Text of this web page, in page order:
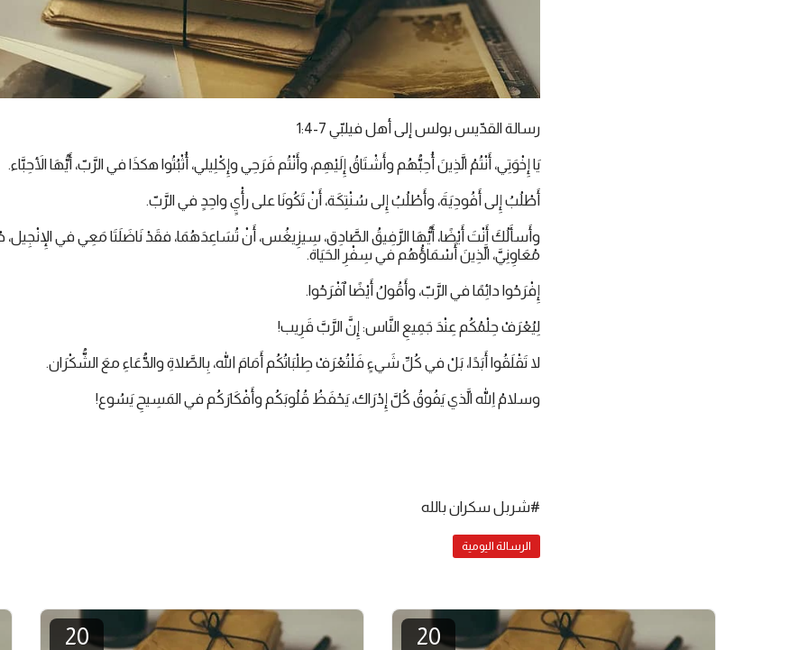
رسالة القدّيس بولس إلى أهل فيلبّي 7-1:4
يَا إِخْوَتِي، أَنْتُمُ الَّذِينَ أُحِبُّهُم وأَشْتَاقُ إِلَيْهِم، وأَنْتُم فَرَحِي وإِكْلِيلي، أُثْبُتُوا هكذَا في الرَّبّ، أَيُّهَا الأَحِبَّاء.
أَطْلُبُ إِلى أَفُودِيَةَ، وأَطْلُبُ إِلى سُنْتِكَة، أَنْ تَكُونَا على رأْيٍ واحِدٍ في الرَّبّ.
وأَسأَلُكَ أَنْتَ أَيْضًا، أَيُّهَا الرَّفِيقُ الصَّادِق، سِيزِيغُس، أَنْ تُسَاعِدَهُمَا، فقَدْ نَاضَلَتَا مَعِي في
مُعَاوِنِيَّ، الَّذِينَ أَسْمَاؤُهُم في سِفْرِ الحَيَاة.
إِفْرَحُوا دائِمًا في الرَّبّ، وأَقُولُ أَيْضًا ٱفْرَحُوا.
لِيُعْرَفْ حِلْمُكُم عِنْدَ جَمِيعِ النَّاس: إِنَّ الرَّبَّ قَرِيب!
لا تَقْلَقُوا أَبَدًا، بَلْ في كُلِّ شَيءٍ فَلْتُعْرَفْ طِلْبَاتُكُم أَمَامَ الله، بِالصَّلاةِ والدُّعَاءِ معَ الشُّكْرَان.
وسلامُ اللهِ الَّذي يَفُوقُ كُلَّ إِدْرَاك، يَحْفَظُ قُلُوبَكُم وأَفْكَارَكُم في المَسِيحِ يَسُوع!
#شربل سكران بالله
الرسالة اليومية
20
20